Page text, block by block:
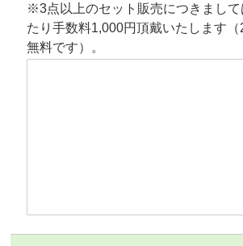
※3点以上のセット販売につきまして
たり手数料1,000円頂戴いたします
無料です）。